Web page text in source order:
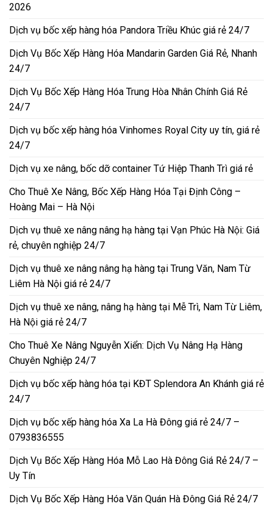
2026
Dịch vụ bốc xếp hàng hóa Pandora Triều Khúc giá rẻ 24/7
Dịch Vụ Bốc Xếp Hàng Hóa Mandarin Garden Giá Rẻ, Nhanh
24/7
Dịch Vụ Bốc Xếp Hàng Hóa Trung Hòa Nhân Chính Giá Rẻ
24/7
Dịch vụ bốc xếp hàng hóa Vinhomes Royal City uy tín, giá rẻ
24/7
Dịch vụ xe nâng, bốc dỡ container Tứ Hiệp Thanh Trì giá rẻ
Cho Thuê Xe Nâng, Bốc Xếp Hàng Hóa Tại Định Công –
Hoàng Mai – Hà Nội
Dịch vụ thuê xe nâng nâng hạ hàng tại Vạn Phúc Hà Nội: Giá
rẻ, chuyên nghiệp 24/7
Dịch vụ thuê xe nâng nâng hạ hàng tại Trung Văn, Nam Từ
Liêm Hà Nội giá rẻ 24/7
Dịch vụ thuê xe nâng, nâng hạ hàng tại Mễ Trì, Nam Từ Liêm,
Hà Nội giá rẻ 24/7
Cho Thuê Xe Nâng Nguyễn Xiển: Dịch Vụ Nâng Hạ Hàng
Chuyên Nghiệp 24/7
Dịch vụ bốc xếp hàng hóa tại KĐT Splendora An Khánh giá rẻ
24/7
Dịch vụ bốc xếp hàng hóa Xa La Hà Đông giá rẻ 24/7 –
0793836555
Dịch Vụ Bốc Xếp Hàng Hóa Mỗ Lao Hà Đông Giá Rẻ 24/7 –
Uy Tín
Dịch Vụ Bốc Xếp Hàng Hóa Văn Quán Hà Đông Giá Rẻ 24/7